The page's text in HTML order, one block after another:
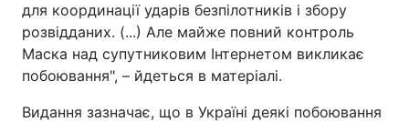
для координації ударів безпілотників і збору
розвідданих. (...) Але майже повний контроль
Маска над супутниковим Інтернетом викликає
побоювання", – йдеться в матеріалі.
Видання зазначає, що в Україні деякі побоювання